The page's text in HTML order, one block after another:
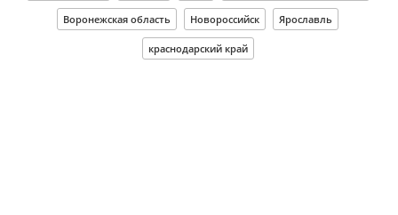
Воронежская область Новороссийск Ярославль
краснодарский край